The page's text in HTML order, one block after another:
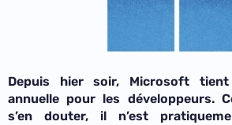
Depuis hier soir, Microsoft
annuelle pour les développeurs.
s’en douter, il n’est